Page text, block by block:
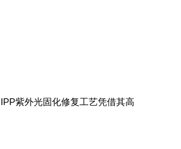
紫外光固化修复工艺凭借其高